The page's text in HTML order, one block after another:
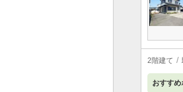
2階建て
おすすめ